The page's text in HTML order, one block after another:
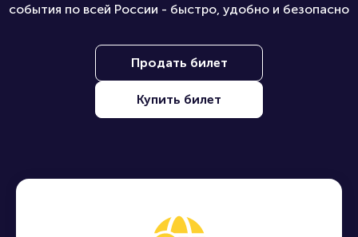
события по всей России - быстро, удобно и безопасно
Продать билет
Купить билет